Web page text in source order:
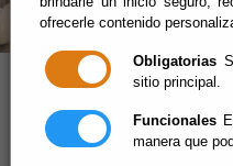
ofrecerle contenido
Obligatorias
sitio principal.
Funcionales
manera que
Inicio